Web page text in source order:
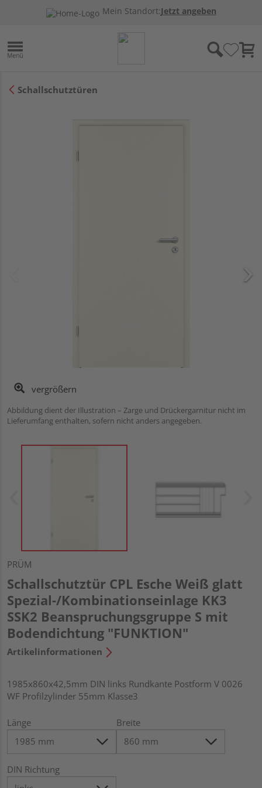
Mein Standort:Jetzt angeben
Schallschutztüren
vergrößern
Abbildung dient der Illustration – Zarge und Drückergarnitur nicht im
Lieferumfang enthalten, sofern nicht anders angegeben.
PRÜM
Schallschutztür CPL Esche Weiß glatt
Spezial-/Kombinationseinlage KK3
SSK2 Beanspruchungsgruppe S mit
Bodendichtung "FUNKTION"
Artikelinformationen
1985x860x42,5mm DIN links Rundkante Postform V 0026
WF Profilzylinder 55mm Klasse3
Länge Breite
DIN Richtung